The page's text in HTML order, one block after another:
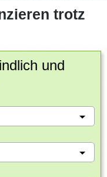
trotz
und